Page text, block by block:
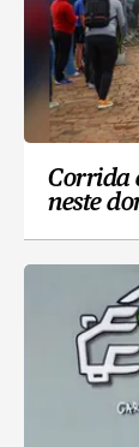
Corrida
neste